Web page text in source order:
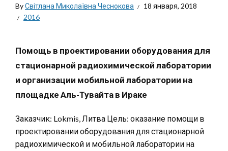
ByСвітлана Миколаївна Чеснокова
18 января, 2018
2016
Помощь в проектировании оборудования для
стационарной радиохимической лаборатории
и организации мобильной лаборатории на
площадке Аль-Тувайта в Ираке
Заказчик: Lokmis, Литва Цель: оказание помощи в
проектировании оборудования для стационарной
радиохимической и мобильной лаборатории на